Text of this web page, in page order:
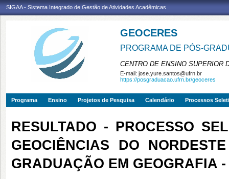
SIGAA - Sistema Integrado de Gestão de Atividades Acadêmicas
GEOCERES
PROGRAMA DE PÓS-
CENTRO DE ENSINO SUPERIOR
E-mail: jose.yure.santos@ufrn.br
https://posgraduacao.ufrn.br/geoceres
Programa Ensino Projetos de Pesquisa Calendário Processos
RESULTADO - PROCESSO
GEOCIÊNCIAS DO
GRADUAÇÃO EM GEOGRAFIA